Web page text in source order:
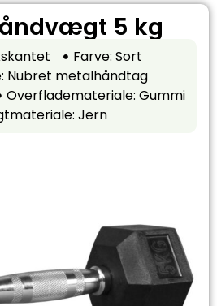
5 kg
Farve: Sort
Nubret metalhåndtag
Overflademateriale: Gummi
Jern